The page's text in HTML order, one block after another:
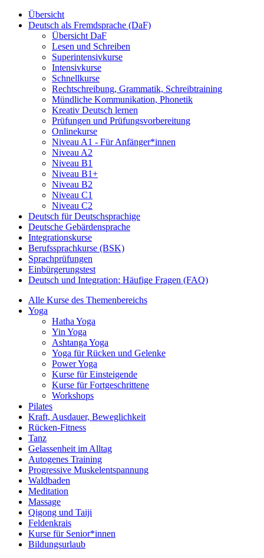
Übersicht
Deutsch als Fremdsprache (DaF)
Übersicht DaF
Lesen und Schreiben
Superintensivkurse
Intensivkurse
Schnellkurse
Rechtschreibung, Grammatik, Schreibtraining
Mündliche Kommunikation, Phonetik
Kreativ Deutsch lernen
Prüfungen und Prüfungsvorbereitung
Onlinekurse
Niveau A1 - Für Anfänger*innen
Niveau A2
Niveau B1
Niveau B1+
Niveau B2
Niveau C1
Niveau C2
Deutsch für Deutschsprachige
Deutsche Gebärdensprache
Integrationskurse
Berufssprachkurse (BSK)
Sprachprüfungen
Einbürgerungstest
Deutsch und Integration: Häufige Fragen (FAQ)
Alle Kurse des Themenbereichs
Yoga
Hatha Yoga
Yin Yoga
Ashtanga Yoga
Yoga für Rücken und Gelenke
Power Yoga
Kurse für Einsteigende
Kurse für Fortgeschrittene
Workshops
Pilates
Kraft, Ausdauer, Beweglichkeit
Rücken-Fitness
Tanz
Gelassenheit im Alltag
Autogenes Training
Progressive Muskelentspannung
Waldbaden
Meditation
Massage
Qigong und Taiji
Feldenkrais
Kurse für Senior*innen
Bildungsurlaub